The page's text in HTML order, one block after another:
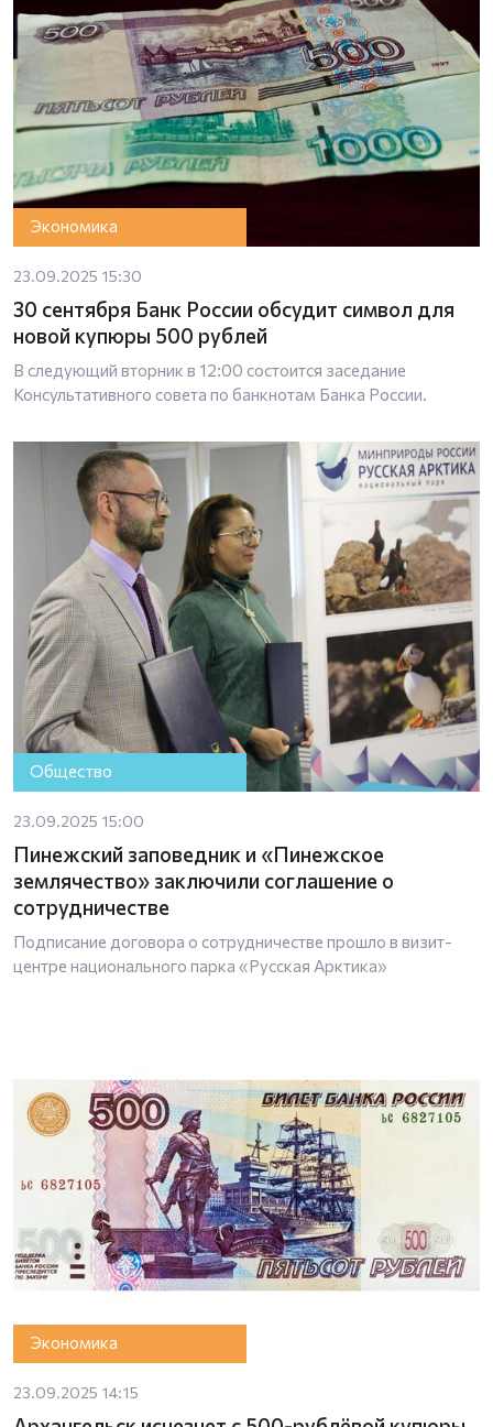
Экономика
23.09.2025 15:30
30 сентября Банк России обсудит символ для
новой купюры 500 рублей
В следующий вторник в 12:00 состоится заседание
Консультативного совета по банкнотам Банка России.
Общество
23.09.2025 15:00
Пинежский заповедник и «Пинежское
землячество» заключили соглашение о
сотрудничестве
Подписание договора о сотрудничестве прошло в визит-
центре национального парка «Русская Арктика»
Экономика
23.09.2025 14:15